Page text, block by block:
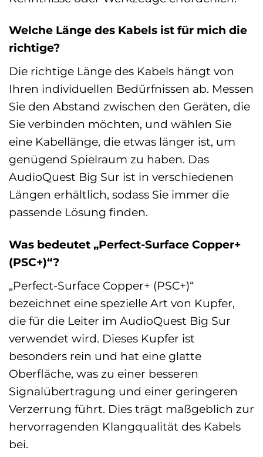
Welche Länge des Kabels ist für mich die
richtige?
Die richtige Länge des Kabels hängt von
Ihren individuellen Bedürfnissen ab. Messen
Sie den Abstand zwischen den Geräten, die
Sie verbinden möchten, und wählen Sie
eine Kabellänge, die etwas länger ist, um
genügend Spielraum zu haben. Das
AudioQuest Big Sur ist in verschiedenen
Längen erhältlich, sodass Sie immer die
passende Lösung finden.
Was bedeutet „Perfect-Surface Copper+
(PSC+)“?
„Perfect-Surface Copper+ (PSC+)“
bezeichnet eine spezielle Art von Kupfer,
die für die Leiter im AudioQuest Big Sur
verwendet wird. Dieses Kupfer ist
besonders rein und hat eine glatte
Oberfläche, was zu einer besseren
Signalübertragung und einer geringeren
Verzerrung führt. Dies trägt maßgeblich zur
hervorragenden Klangqualität des Kabels
bei.